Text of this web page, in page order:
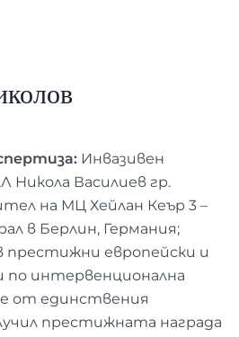
Инвазивен
Никола Василиев гр.
на МЦ Хейлан Кеър 3 –
в Берлин, Германия;
престижни европейски и
по интервенционална
е от единствения
престижната награда